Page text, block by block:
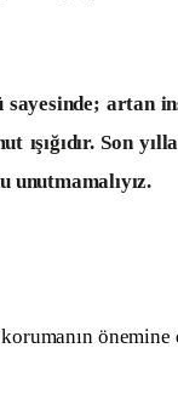
artan
ışığıdır. Son
unutmamalıyız.
önemine